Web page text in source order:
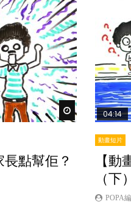
Watch Later
長點幫佢？
04:14
動畫短片
【
（下）
POPA